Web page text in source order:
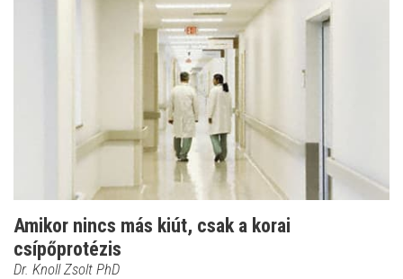
Amikor nincs más kiút, csak a korai
csípőprotézis
Dr. Knoll Zsolt PhD